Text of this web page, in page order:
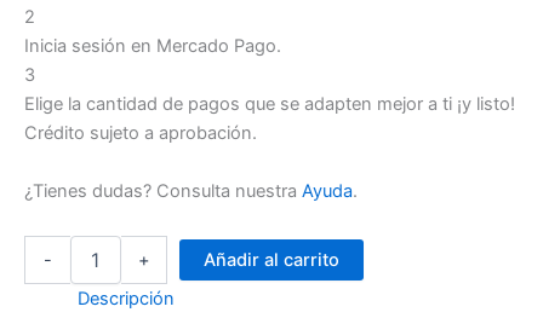
2
Inicia sesión en Mercado Pago.
3
Elige la cantidad de pagos que se adapten mejor a ti ¡y listo!
Crédito sujeto a aprobación.
¿Tienes dudas? Consulta nuestra Ayuda.
-
Obras
Maestras
+
Añadir al carrito
Descripción